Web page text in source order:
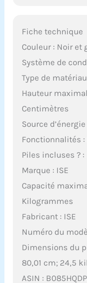
Fiche technique
Couleur : Noir et
Système de
Type de
Hauteur
Centimètres
Source
Fonctionnalités :
Piles incluses ? :
Marque : ISE
Capacité
Kilogrammes
Fabricant : ISE
Numéro du
Dimensions du
80,01 cm; 24,5
ASIN :